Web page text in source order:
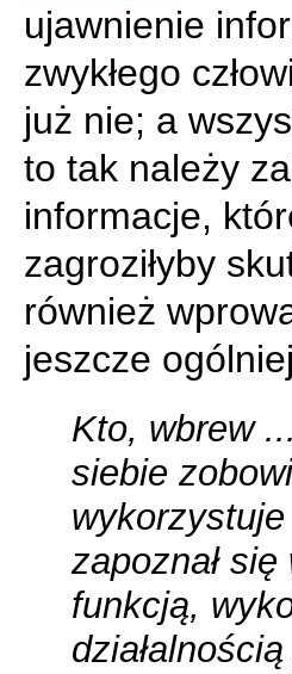
ujawnienie
zwykłego
już nie; a
to tak należy
informacje,
zagroziłyby
również
jeszcze
Kto, wbrew
siebie
zapoznał
funkcją,